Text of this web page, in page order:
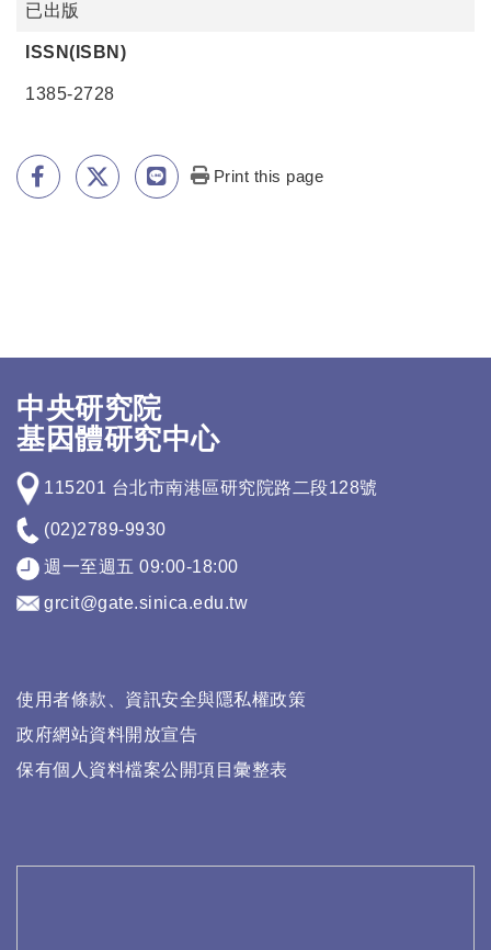
已出版
ISSN(ISBN)
1385-2728
Print this page
中央研究院
基因體研究中心
115201 台北市南港區研究院路二段128號
(02)2789-9930
週一至週五 09:00-18:00
grcit@gate.sinica.edu.tw
使用者條款、資訊安全與隱私權政策
政府網站資料開放宣告
保有個人資料檔案公開項目彙整表